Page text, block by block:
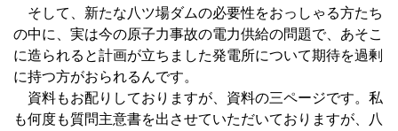
そして、新たな八ツ場ダムの必要性をおっしゃる方たち
の中に、実は今の原子力事故の電力供給の問題で、あそこ
に造られると計画が立ちました発電所について期待を過剰
に持つ方がおられるんです。
資料もお配りしておりますが、資料の三ページです。私
も何度も質問主意書を出させていただいておりますが、八